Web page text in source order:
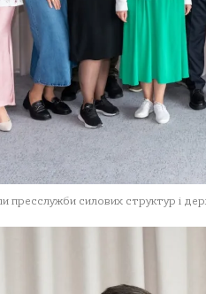
пресслужби силових структур і